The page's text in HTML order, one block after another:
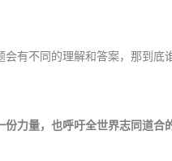
有不同的理解和答案，那到底
力量，也呼吁全世界志同道合